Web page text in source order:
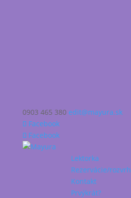
0903 465 380 edit@mayura.sk
Facebook
Facebook
Lektorka
Rezervácie/rozvrh
Kontakt
Prvýkrát?